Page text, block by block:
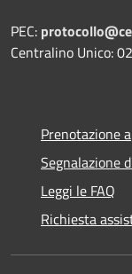
PEC:
Centralino Unico:
Prenotazione
Segnalazione
Leggi le FAQ
Richiesta